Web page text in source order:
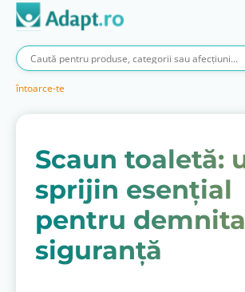
întoarce-te
Scaun toaletă:
sprijin esențial
pentru
siguranță